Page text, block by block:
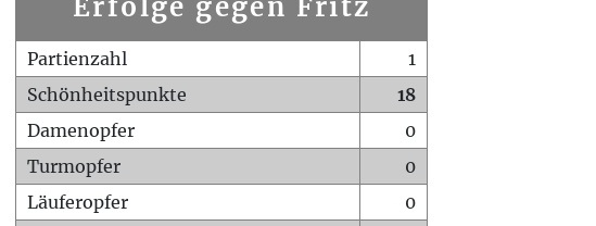
Erfolge gegen Fritz
Partienzahl
1
Schönheitspunkte
18
Damenopfer
0
Turmopfer
0
Läuferopfer
0